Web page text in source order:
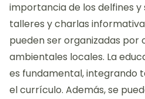
importancia de los delfines
talleres y charlas
pueden ser organizadas por
ambientales locales. La
es fundamental, integrando
el currículo. Además, se